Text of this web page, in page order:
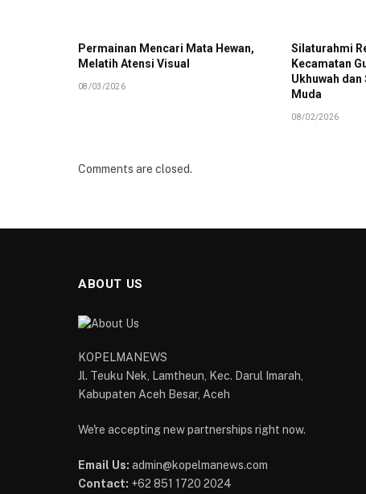
Permainan Mencari Mata Hewan,
Melatih Atensi Visual
08/03/2026
Silaturahmi
Kecamatan
Ukhuwah
Muda
08/02/2026
Comments are closed.
ABOUT US
KOPELMANEWS
Jl. Teuku Nek, Lamtheun, Kec. Darul Imarah,
Kabupaten Aceh Besar, Aceh
We're accepting new partnerships right now.
Email Us: admin@kopelmanews.com
Contact: +62 851 1720 2024